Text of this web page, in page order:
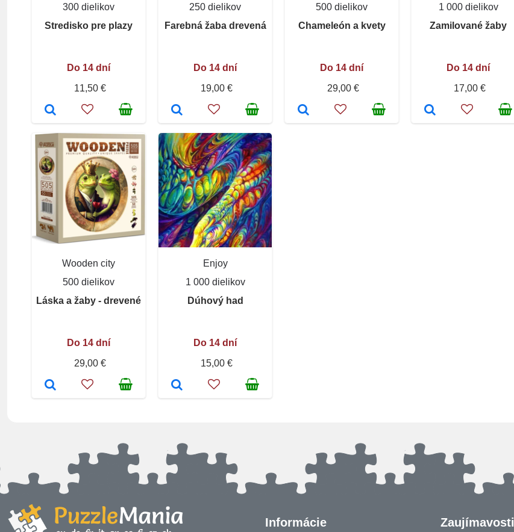
300 dielikov
Stredisko pre plazy
Do 14 dní
11,50 €
250 dielikov
Farebná žaba drevená
Do 14 dní
19,00 €
500 dielikov
Chameleón a kvety
Do 14 dní
29,00 €
1 000 dielikov
Zamilované žaby
Do 14 dní
17,00 €
Wooden city
500 dielikov
Láska a žaby - drevené
Do 14 dní
29,00 €
Enjoy
1 000 dielikov
Dúhový had
Do 14 dní
15,00 €
Informácie Zaujímavosti